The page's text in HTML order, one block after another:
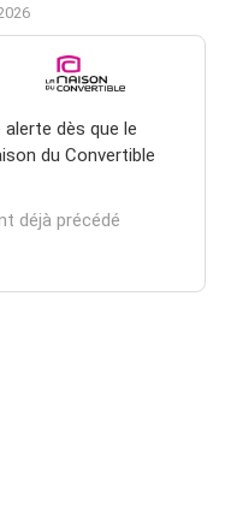
dès que le
du Convertible
déjà précédé